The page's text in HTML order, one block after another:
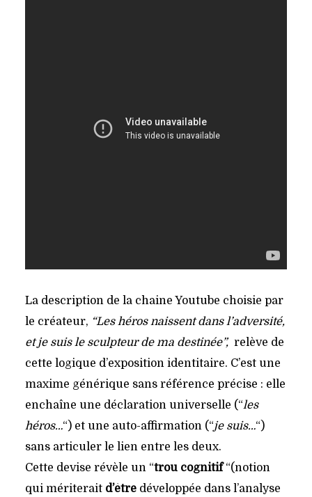
La description de la chaine Youtube choisie par
le créateur, “Les héros naissent dans l’adversité,
et je suis le sculpteur de ma destinée”,relève de
cette logique d’exposition identitaire. C’est une
maxime générique sans référence précise : elle
enchaîne une déclaration universelle (“les
héros…“) et une auto-affirmation (“je suis…“)
sans articuler le lien entre les deux.
Cette devise révèle un “trou cognitif“(notion
qui mériterait d’êtredéveloppée dans l’analyse